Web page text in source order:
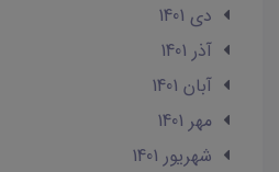
دی 1401
آذر 1401
آبان 1401
مهر 1401
شهریور 1401